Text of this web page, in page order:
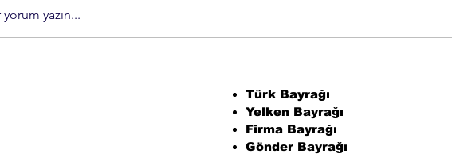
Türk Bayrağı
Yelken Bayrağı
Firma Bayrağı
Gönder Bayrağı
yorum yazın...